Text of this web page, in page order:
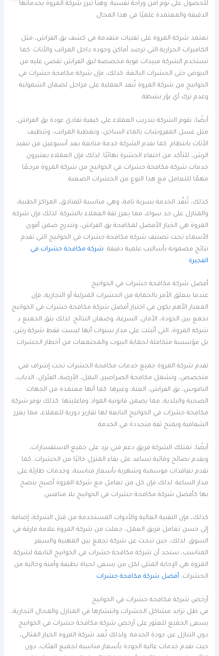
للحصول على نوم آمن وراحة نفسية. وهنا تبرز شركة المروة بخدماتها
الدقيقة والمعتمدة علميًا في هذا المجال.
تعتمد شركة المروة على تقنيات متقدمة في كشف بق الفراش، مثل
الكاميرات الحرارية التي ترصد أماكن وجوده داخل المراتب والأثاث. كما
تستخدم الشركة مبيدات قوية مخصصة لبق الفراش تقضي عليه من
البيوض حتى الحشرات البالغة. كذلك، فإن شركة مكافحة حشرات في
الخوانيج من شركة المروة تُنفذ العملية على مراحل لضمان الشمولية
وعدم ترك أي بؤر نشطة.
أيضًا، تقوم الشركة بتدريب العملاء على كيفية تفادي عودة بق الفراش،
مثل غسل المفروشات بالماء الساخن، وتغطية المراتب، وتنظيف
الأثاث بانتظام. كما تقدم الشركة خدمة متابعة بعد أسبوعين من تنفيذ
الرش، للتأكد من اختفاء الحشرة نهائيًا. لذلك فإن العملاء يعتبرون
خدمات شركة مكافحة حشرات في الخوانيج من شركة المروة مرجعًا
مهمًا للتعامل مع هذا النوع من الحشرات الصعبة.
كذلك، تُنفّذ الخدمة بسرية تامة، وهي مناسبة للفنادق، المراكز الطبية،
والمنازل على حد سواء، مما يعزز ثقة العملاء بالشركة. لذلك فإن شركة
المروة هي الخيار الأفضل لمكافحة بق الفراش، وتندرج ضمن أقوى
الأسماء تحت تصنيف شركة مكافحة حشرات في الخوانيج التي تقدم
نتائج مضمونة بأساليب علمية دقيقة. شركة مكافحة حشرات في
الفجيرة
أفضل شركة مكافحة حشرات في الخوانيج
عندما يتعلق الأمر بالحماية من الحشرات المنزلية أو التجارية، فإن
المعيار الأهم يكون في اختيار أفضل شركة مكافحة حشرات في الخوانيج
تجمع بين الجودة، الأمان، السرعة، وضمان النتائج. لذلك يثق الجميع بـ
شركة المروة، التي أثبتت على مدار سنوات أنها ليست فقط شركة رش،
بل مؤسسة متكاملة لحماية البيوت والمجتمعات من أخطار الحشرات.
تقدم شركة المروة جميع خدمات مكافحة الحشرات تحت إشراف فني
متخصص، وتشمل مكافحة الصراصير، النمل، الأرضة، الفئران، الذباب،
الناموس، بق الفراش، العتة، وغيرها. كما أنها معتمدة من الجهات
الصحية والبلدية، مما يضمن قانونية المواد وفاعليتها. كذلك توفر شركة
مكافحة حشرات في الخوانيج التابعة لها تقارير دورية للعملاء، مما يعزز
الشفافية ويمنح ثقة متجددة في الخدمة.
أيضًا، تمتلك الشركة فريق دعم فني يرد على جميع الاستفسارات،
ويقدم نصائح وقائية تساعد على بقاء المنزل خاليًا من الحشرات. كما
تقدم تعاقدات موسمية وشهرية بأسعار مناسبة، وخدمات طارئة على
مدار الساعة. لذلك فإن كل من تعامل مع شركة المروة أصبح ينصح
بها كأفضل شركة مكافحة حشرات في الخوانيج بلا منافس.
كذلك، فإن التقنية العالية والأدوات المستخدمة من قبل الشركة، إضافة
إلى حسن تعامل فريق العمل، جعلت من شركة المروة علامة فارقة في
السوق. لذلك، حين تبحث عن شركة تجمع بين المهنية والسعر
المناسب، ستجد أن شركة مكافحة حشرات في الخوانيج التابعة لشركة
المروة هي الإجابة المثلى لكل من يسعى لحياة نظيفة وآمنة وخالية من
الحشرات. أفضل شركة مكافحة حشرات
أرخص شركة مكافحة حشرات في الخوانيج
في ظل تزايد مشاكل الحشرات وانتشارها في المنازل والمحال التجارية،
يسعى الجميع للعثور على أرخص شركة مكافحة حشرات في الخوانيج
دون التنازل عن جودة الخدمة. ولذلك تُعد شركة المروة الخيار المثالي،
حيث تقدم خدمات عالية الجودة بأسعار مناسبة لجميع الفئات، دون